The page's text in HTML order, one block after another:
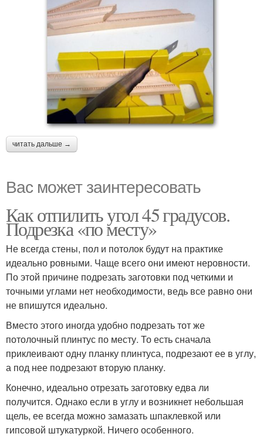
читать дальше →
Вас может заинтересовать
Как отпилить угол 45 градусов.
Подрезка «по месту»
Не всегда стены, пол и потолок будут на практике
идеально ровными. Чаще всего они имеют неровности.
По этой причине подрезать заготовки под четкими и
точными углами нет необходимости, ведь все равно они
не впишутся идеально.
Вместо этого иногда удобно подрезать тот же
потолочный плинтус по месту. То есть сначала
приклеивают одну планку плинтуса, подрезают ее в углу,
а под нее подрезают вторую планку.
Конечно, идеально отрезать заготовку едва ли
получится. Однако если в углу и возникнет небольшая
щель, ее всегда можно замазать шпаклевкой или
гипсовой штукатуркой. Ничего особенного.